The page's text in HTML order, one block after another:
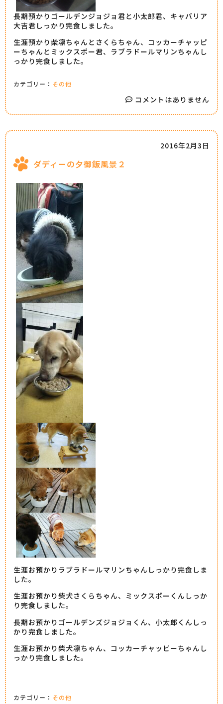
長期預かりゴールデンジョジョ君と小太郎君、キャバリア
大吉君しっかり完食しました。
生涯預かり柴凛ちゃんとさくらちゃん、コッカーチャッピ
ーちゃんとミックスポー君、ラブラドールマリンちゃんし
っかり完食しました。
カテゴリー： その他
コメントはありません
ダディーの夕御飯風景２
2016年2月3日
生涯お預かりラブラドールマリンちゃんしっかり完食しま
した。
生涯お預かり柴犬さくらちゃん、ミックスポーくんしっか
り完食しました。
長期お預かりゴールデンズジョジョくん、小太郎くんしっ
かり完食しました。
生涯お預かり柴犬凛ちゃん、コッカーチャッピーちゃんし
っかり完食しました。
カテゴリー： その他